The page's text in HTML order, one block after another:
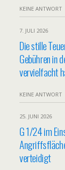
KEINE ANTWORT
7. JULI 2026
Die stille
Gebühren in
vervielfacht
KEINE ANTWORT
25. JUNI 2026
G 1/24 im
verteidigt